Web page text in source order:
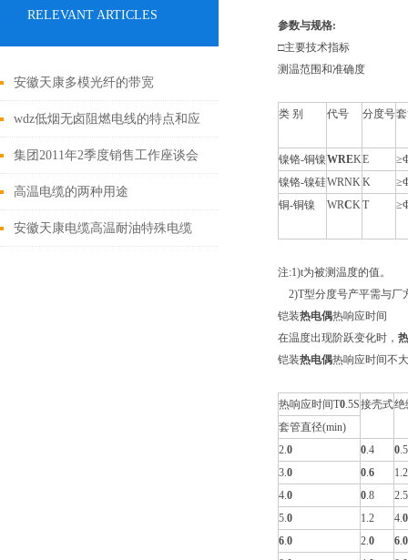
RELEVANT ARTICLES
安徽天康多模光纤的带宽
wdz低烟无卤阻燃电线的特点和应
用
集团2011年2季度销售工作座谈会
高温电缆的两种用途
安徽天康电缆高温耐油特殊电缆
参数与规格:
□主要技术指标
测温范围和准确度
类 别 代号 分度号
镍铬-铜镍WREKE
镍铬-镍硅WRNKK
铜-铜镍
WRCKT
注:1)t为被测温度的值。
2)T型分度号产平需与厂
铠装热电偶热响应时间
在温度出现阶跃变化时，
铠装热电偶热响应时间不
热响应时间T0.5S接壳式绝
套管直径(min)
2.0 0.4 0.5
3.0 0.6
1.2
4.0 0.8
2.5
5.0 1.2 4.0
6.0 2.0 6.0